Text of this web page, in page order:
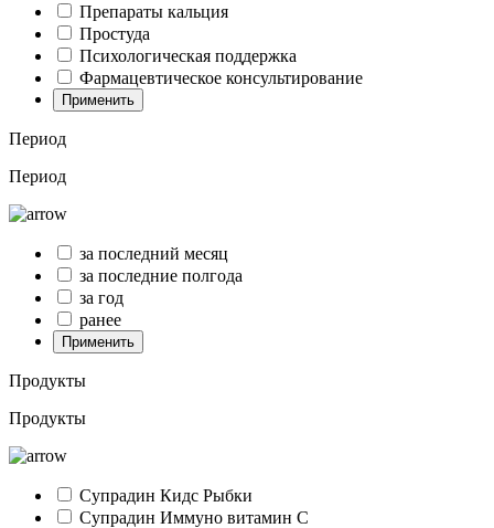
Препараты кальция
Простуда
Психологическая поддержка
Фармацевтическое консультирование
Применить
Период
Период
за последний месяц
за последние полгода
за год
ранее
Применить
Продукты
Продукты
Супрадин Кидс Рыбки
Супрадин Иммуно витамин С